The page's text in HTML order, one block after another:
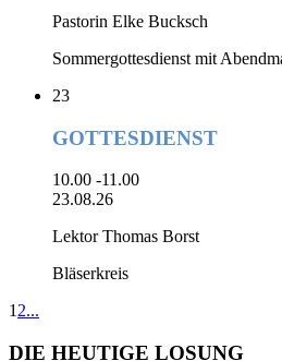
Pastorin Elke Bucksch
Sommergottesdienst mit
23
GOTTESDIENST
10.00 -11.00
23.08.26
Lektor Thomas Borst
Bläserkreis
12...
DIE HEUTIGE LOSUNG